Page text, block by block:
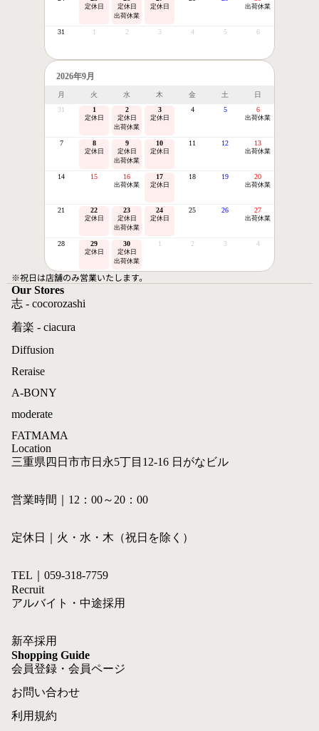
定休日
定休日
出荷休業
定休日 出荷休業
31 1 2 3 4 5 6
2026年9月
月 火 水 木 金 土
日
31
1
定休日
2
定休日
出荷休業
3
定休日
4 5 6
出荷休業
7 8
定休日
9
定休日
出荷休業
10
定休日
11 12 13
出荷休業
14 15 16
出荷休業
17
定休日
18 19 20
出荷休業
21 22
定休日
23
定休日
出荷休業
24
定休日
25 26 27
出荷休業
28 29
定休日
30
定休日
出荷休業
1 2 3 4
※祝日は店舗のみ営業いたします。
Our Stores
志 - cocorozashi
着楽 - ciacura
Diffusion
Reraise
A-BONY
moderate
FATMAMA
Location
三重県四日市市日永5丁目12-16 日がなビル
営業時間｜12：00～20：00
定休日｜火・水・木（祝日を除く）
TEL｜059-318-7759
Recruit
アルバイト・中途採用
新卒採用
Shopping Guide
会員登録・会員ページ
お問い合わせ
利用規約